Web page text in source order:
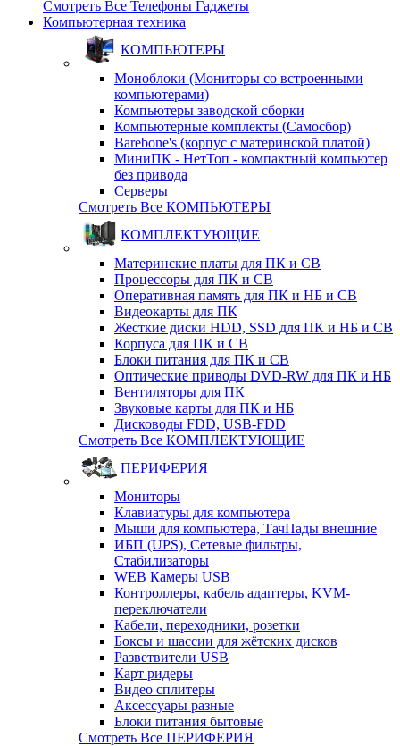
Смотреть Все Телефоны Гаджеты
Компьютерная техника
КОМПЬЮТЕРЫ
Моноблоки (Мониторы со встроенными
компьютерами)
Компьютеры заводской сборки
Компьютерные комплекты (Самосбор)
Barebone's (корпус с материнской платой)
МиниПК - НетТоп - компактный компьютер
без привода
Серверы
Смотреть Все КОМПЬЮТЕРЫ
КОМПЛЕКТУЮЩИЕ
Материнские платы для ПК и СВ
Процессоры для ПК и СВ
Оперативная память для ПК и НБ и СВ
Видеокарты для ПК
Жесткие диски HDD, SSD для ПК и НБ и СВ
Корпуса для ПК и СВ
Блоки питания для ПК и СВ
Оптические приводы DVD-RW для ПК и НБ
Вентиляторы для ПК
Звуковые карты для ПК и НБ
Дисководы FDD, USB-FDD
Смотреть Все КОМПЛЕКТУЮЩИЕ
ПЕРИФЕРИЯ
Мониторы
Клавиатуры для компьютера
Мыши для компьютера, ТачПады внешние
ИБП (UPS), Cетевые фильтры,
Cтабилизаторы
WEB Камеры USB
Контроллеры, кабель адаптеры, KVM-
переключатели
Кабели, переходники, розетки
Боксы и шассии для жётских дисков
Разветвители USB
Карт ридеры
Видео сплитеры
Аксессуары разные
Блоки питания бытовые
Смотреть Все ПЕРИФЕРИЯ